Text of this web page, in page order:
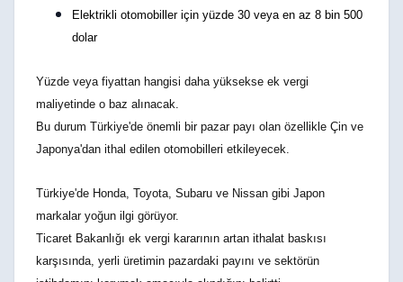
Elektrikli otomobiller için yüzde 30 veya en az 8 bin 500
dolar
Yüzde veya fiyattan hangisi daha yüksekse ek vergi
maliyetinde o baz alınacak.
Bu durum Türkiye'de önemli bir pazar payı olan özellikle Çin ve
Japonya'dan ithal edilen otomobilleri etkileyecek.
Türkiye'de Honda, Toyota, Subaru ve Nissan gibi Japon
markalar yoğun ilgi görüyor.
Ticaret Bakanlığı ek vergi kararının artan ithalat baskısı
karşısında, yerli üretimin pazardaki payını ve sektörün